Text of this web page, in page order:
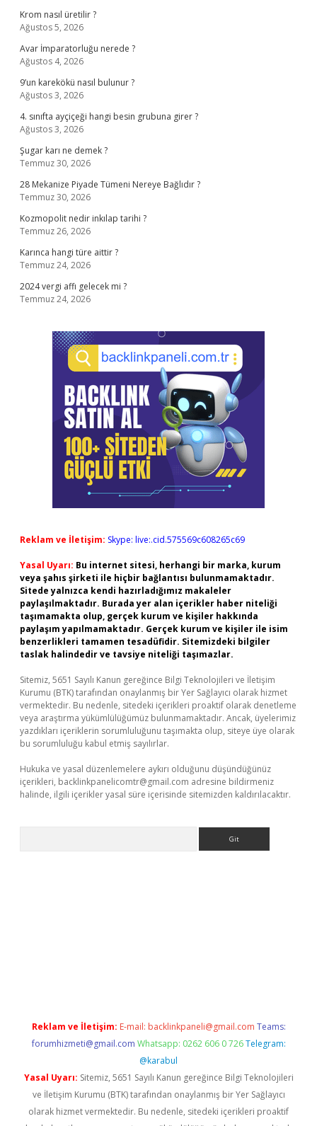
Krom nasıl üretilir ?
Ağustos 5, 2026
Avar İmparatorluğu nerede ?
Ağustos 4, 2026
9’un karekökü nasıl bulunur ?
Ağustos 3, 2026
4. sınıfta ayçiçeği hangi besin grubuna girer ?
Ağustos 3, 2026
Şugar karı ne demek ?
Temmuz 30, 2026
28 Mekanize Piyade Tümeni Nereye Bağlıdır ?
Temmuz 30, 2026
Kozmopolit nedir inkılap tarihi ?
Temmuz 26, 2026
Karınca hangi türe aittir ?
Temmuz 24, 2026
2024 vergi affı gelecek mi ?
Temmuz 24, 2026
Reklam ve İletişim: Skype: live:.cid.575569c608265c69
Yasal Uyarı: Bu internet sitesi, herhangi bir marka, kurum
veya şahıs şirketi ile hiçbir bağlantısı bulunmamaktadır.
Sitede yalnızca kendi hazırladığımız makaleler
paylaşılmaktadır. Burada yer alan içerikler haber niteliği
taşımamakta olup, gerçek kurum ve kişiler hakkında
paylaşım yapılmamaktadır. Gerçek kurum ve kişiler ile isim
benzerlikleri tamamen tesadüfidir. Sitemizdeki bilgiler
taslak halindedir ve tavsiye niteliği taşımazlar.
Sitemiz, 5651 Sayılı Kanun gereğince Bilgi Teknolojileri ve İletişim
Kurumu (BTK) tarafından onaylanmış bir Yer Sağlayıcı olarak hizmet
vermektedir. Bu nedenle, sitedeki içerikleri proaktif olarak denetleme
veya araştırma yükümlülüğümüz bulunmamaktadır. Ancak, üyelerimiz
yazdıkları içeriklerin sorumluluğunu taşımakta olup, siteye üye olarak
bu sorumluluğu kabul etmiş sayılırlar.
Hukuka ve yasal düzenlemelere aykırı olduğunu düşündüğünüz
içerikleri, backlinkpanelicomtr@gmail.com adresine bildirmeniz
halinde, ilgili içerikler yasal süre içerisinde sitemizden kaldırılacaktır.
Reklam ve İletişim: E-mail: backlinkpaneli@gmail.com Teams:
forumhizmeti@gmail.com Whatsapp: 0262 606 0 726 Telegram:
@karabul
Yasal Uyarı: Sitemiz, 5651 Sayılı Kanun gereğince Bilgi Teknolojileri
ve İletişim Kurumu (BTK) tarafından onaylanmış bir Yer Sağlayıcı
olarak hizmet vermektedir. Bu nedenle, sitedeki içerikleri proaktif